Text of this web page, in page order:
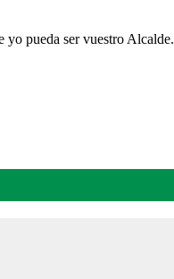
yo pueda ser vuestro Alcalde.